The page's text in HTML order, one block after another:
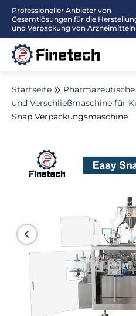
Zum
Inhalt
Professioneller Anbieter von
Gesamtlösungen für die
und Verpackung von Arzneimitteln
Startseite
und Verschließmaschine für
Snap Verpackungsmaschine